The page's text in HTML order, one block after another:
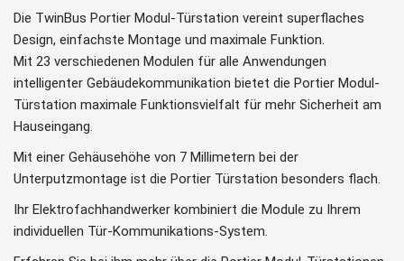
Die TwinBus Portier Modul-Türstation vereint superflaches
Design, einfachste Montage und maximale Funktion.
Mit 23 verschiedenen Modulen für alle Anwendungen
intelligenter Gebäudekommunikation bietet die Portier Modul-
Türstation maximale Funktionsvielfalt für mehr Sicherheit am
Hauseingang.
Mit einer Gehäusehöhe von 7 Millimetern bei der
Unterputzmontage ist die Portier Türstation besonders flach.
Ihr Elektrofachhandwerker kombiniert die Module zu Ihrem
individuellen Tür-Kommunikations-System.